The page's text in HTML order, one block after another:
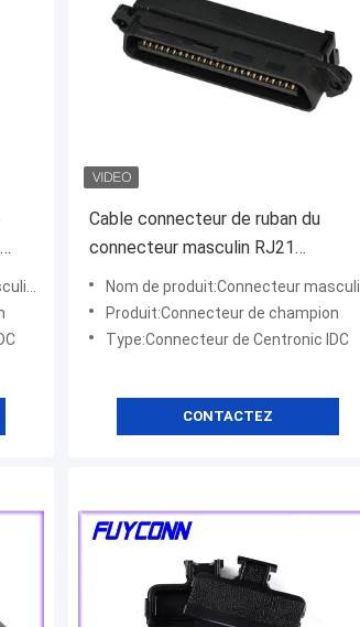
Cable connecteur de ruban du
connecteur masculin RJ21
Centronic d'IDC avec le collier de
câble
Nom de produit:Connecteur masculin d'IDC
Produit:Connecteur de champion
Type:Connecteur de Centronic IDC
CONTACTEZ